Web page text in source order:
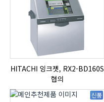
HITACHI 잉크젯, RX2-BD160S
협의
신품